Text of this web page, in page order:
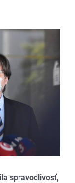
spravodlivosť,